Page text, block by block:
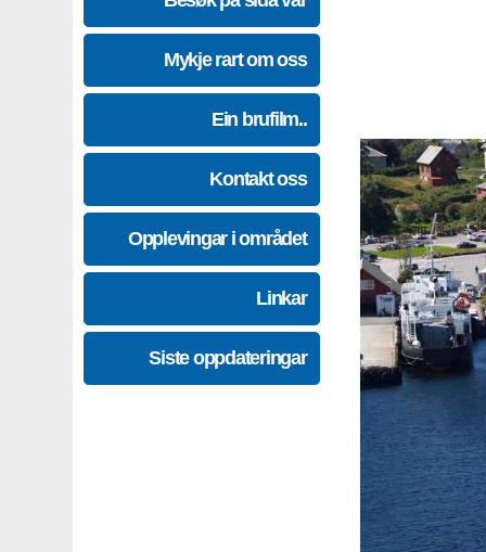
Mykje rart om oss
Ein brufilm..
Kontakt oss
Opplevingar i området
Linkar
Siste oppdateringar